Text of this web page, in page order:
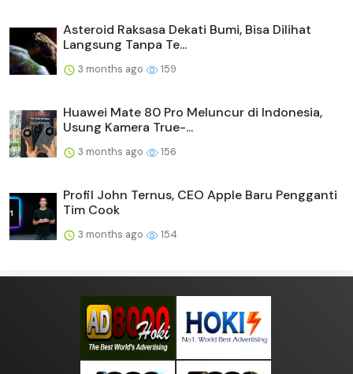
Asteroid Raksasa Dekati Bumi, Bisa Dilihat
Langsung Tanpa Te...
3 months ago 159
Huawei Mate 80 Pro Meluncur di Indonesia,
Usung Kamera True-...
3 months ago 156
Profil John Ternus, CEO Apple Baru Pengganti
Tim Cook
3 months ago 154